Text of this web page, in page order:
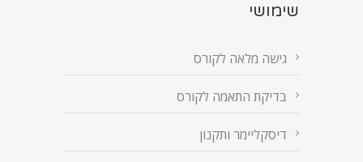
שימושי
גישה מלאה לקורס
בדיקת התאמה לקורס
דיסקליימר ותקנון